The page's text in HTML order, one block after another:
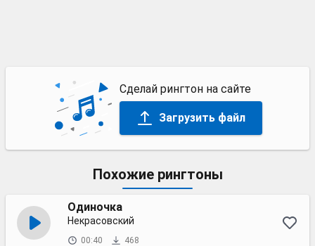
Сделай рингтон на сайте
Загрузить файл
Похожие рингтоны
Одиночка
Некрасовский
00:40 468